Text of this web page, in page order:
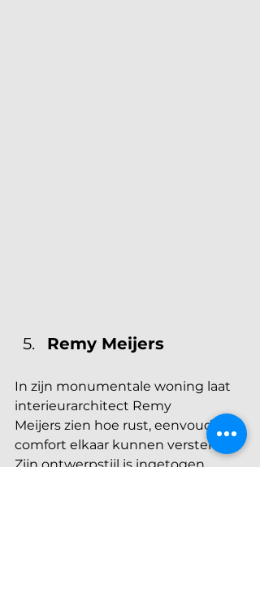
Remy Meijers
In zijn monumentale woning laat
interieurarchitect Remy
Meijers zien hoe rust, eenvoud en
comfort elkaar kunnen versterken.
Zijn ontwerpstijl is ingetogen,